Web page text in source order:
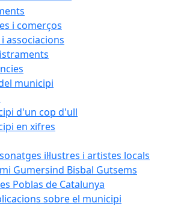
i comerços
associacions
municipi
d'un cop d'ull
en xifres
il·lustres i artistes locals
Gumersind Bisbal Gutsems
Poblas de Catalunya
sobre el municipi